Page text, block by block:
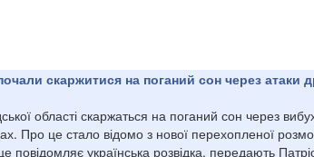
скаржитися на поганий сон через атаки
області скаржаться на поганий сон через
Про це стало відомо з нової перехопленої
повідомляє українська розвідка, передають